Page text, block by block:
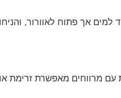
למים אך פתוח לאוורור,
עם מרווחים מאפשרת זרימת